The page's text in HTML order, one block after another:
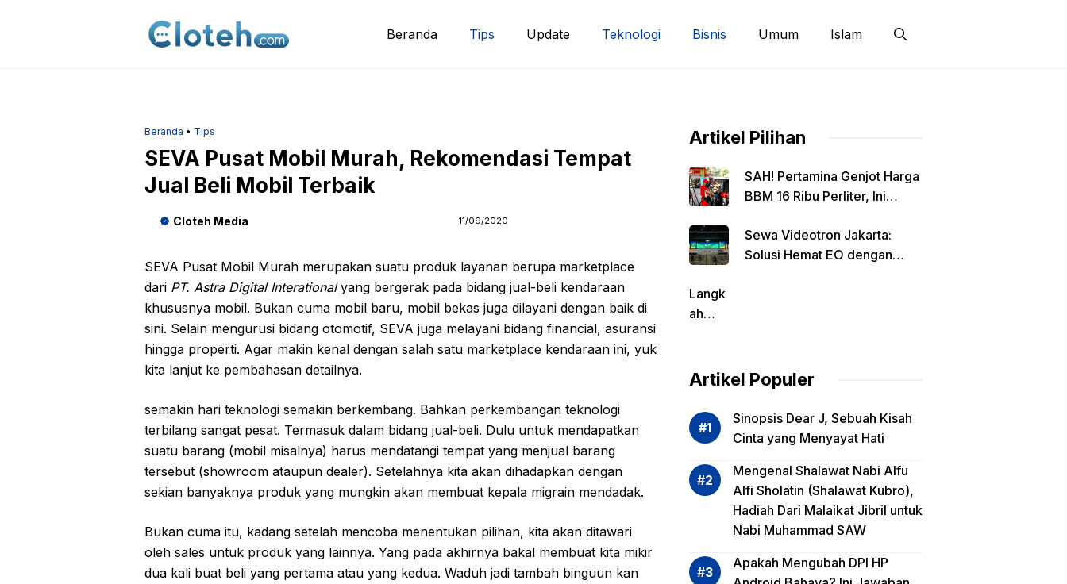
Beranda Tips Update Teknologi Bisnis Umum Islam
Beranda • Tips
SEVA Pusat Mobil Murah, Rekomendasi Tempat
Jual Beli Mobil Terbaik
Cloteh Media 11/09/2020
SEVA Pusat Mobil Murah merupakan suatu produk layanan berupa marketplace
dari PT. Astra Digital Interationalyang bergerak pada bidang jual-beli kendaraan
khususnya mobil. Bukan cuma mobil baru, mobil bekas juga dilayani dengan baik di
sini. Selain mengurusi bidang otomotif, SEVA juga melayani bidang financial, asuransi
hingga properti. Agar makin kenal dengan salah satu marketplace kendaraan ini, yuk
kita lanjut ke pembahasan detailnya.
semakin hari teknologi semakin berkembang. Bahkan perkembangan teknologi
terbilang sangat pesat. Termasuk dalam bidang jual-beli. Dulu untuk mendapatkan
suatu barang (mobil misalnya) harus mendatangi tempat yang menjual barang
tersebut (showroom ataupun dealer). Setelahnya kita akan dihadapkan dengan
sekian banyaknya produk yang mungkin akan membuat kepala migrain mendadak.
Bukan cuma itu, kadang setelah mencoba menentukan pilihan, kita akan ditawari
oleh sales untuk produk yang lainnya. Yang pada akhirnya bakal membuat kita mikir
dua kali buat beli yang pertama atau yang kedua. Waduh jadi tambah binguun kan
Artikel Pilihan
SAH! Pertamina Genjot Harga
BBM 16 Ribu Perliter, Ini
Sewa Videotron Jakarta:
Solusi Hemat EO dengan
Langk
ah
dalam
si
Risiko
asi
Reksa
Artikel Populer
Sinopsis Dear J, Sebuah Kisah
Cinta yang Menyayat Hati
Mengenal Shalawat Nabi Alfu
Alfi Sholatin (Shalawat Kubro),
Hadiah Dari Malaikat Jibril untuk
Nabi Muhammad SAW
Apakah Mengubah DPI HP